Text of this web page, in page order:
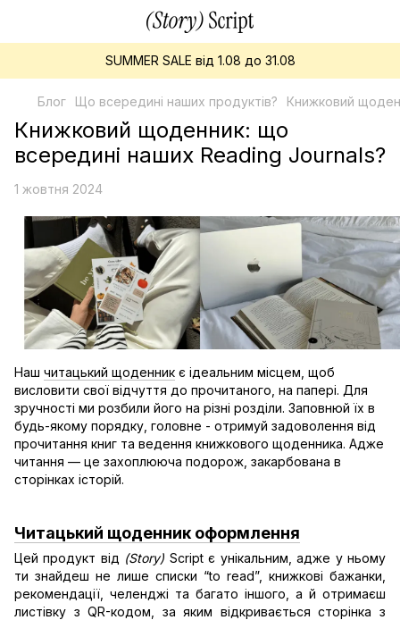
SUMMER SALE від 1.08 до 31.08
Блог Що всередині наших продуктів? Книжковий
Книжковий щоденник: що
всередині наших Reading Journals?
1 жовтня 2024
Наш читацький щоденник є ідеальним місцем, щоб
висловити свої відчуття до прочитаного, на папері. Для
зручності ми розбили його на різні розділи. Заповнюй їх в
будь-якому порядку, головне - отримуй задоволення від
прочитання книг та ведення книжкового щоденника. Адже
читання — це захоплююча подорож, закарбована в
сторінках історій.
Читацький щоденник оформлення
Цей продукт від (Story) Script є унікальним, адже у ньому
ти знайдеш не лише списки “to read”, книжкові бажанки,
рекомендації, челенджі та багато іншого, а й отримаєш
листівку з QR-кодом, за яким відкривається сторінка з